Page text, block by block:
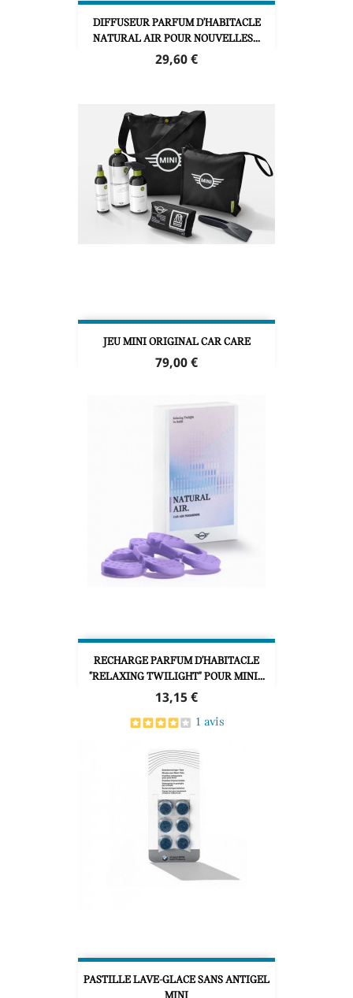
DIFFUSEUR PARFUM D'HABITACLE
NATURAL AIR POUR NOUVELLES...
Prix
29,60 €
JEU MINI ORIGINAL CAR CARE
Prix
79,00 €
RECHARGE PARFUM D'HABITACLE
"RELAXING TWILIGHT" POUR MINI...
Prix
13,15 €
1 avis
PASTILLE LAVE-GLACE SANS ANTIGEL